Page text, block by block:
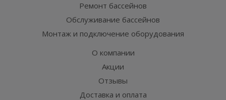
Ремонт бассейнов
Обслуживание бассейнов
Монтаж и подключение оборудования
О компании
Акции
Отзывы
Доставка и оплата